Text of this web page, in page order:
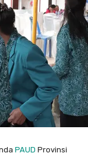
PAUD Provinsi